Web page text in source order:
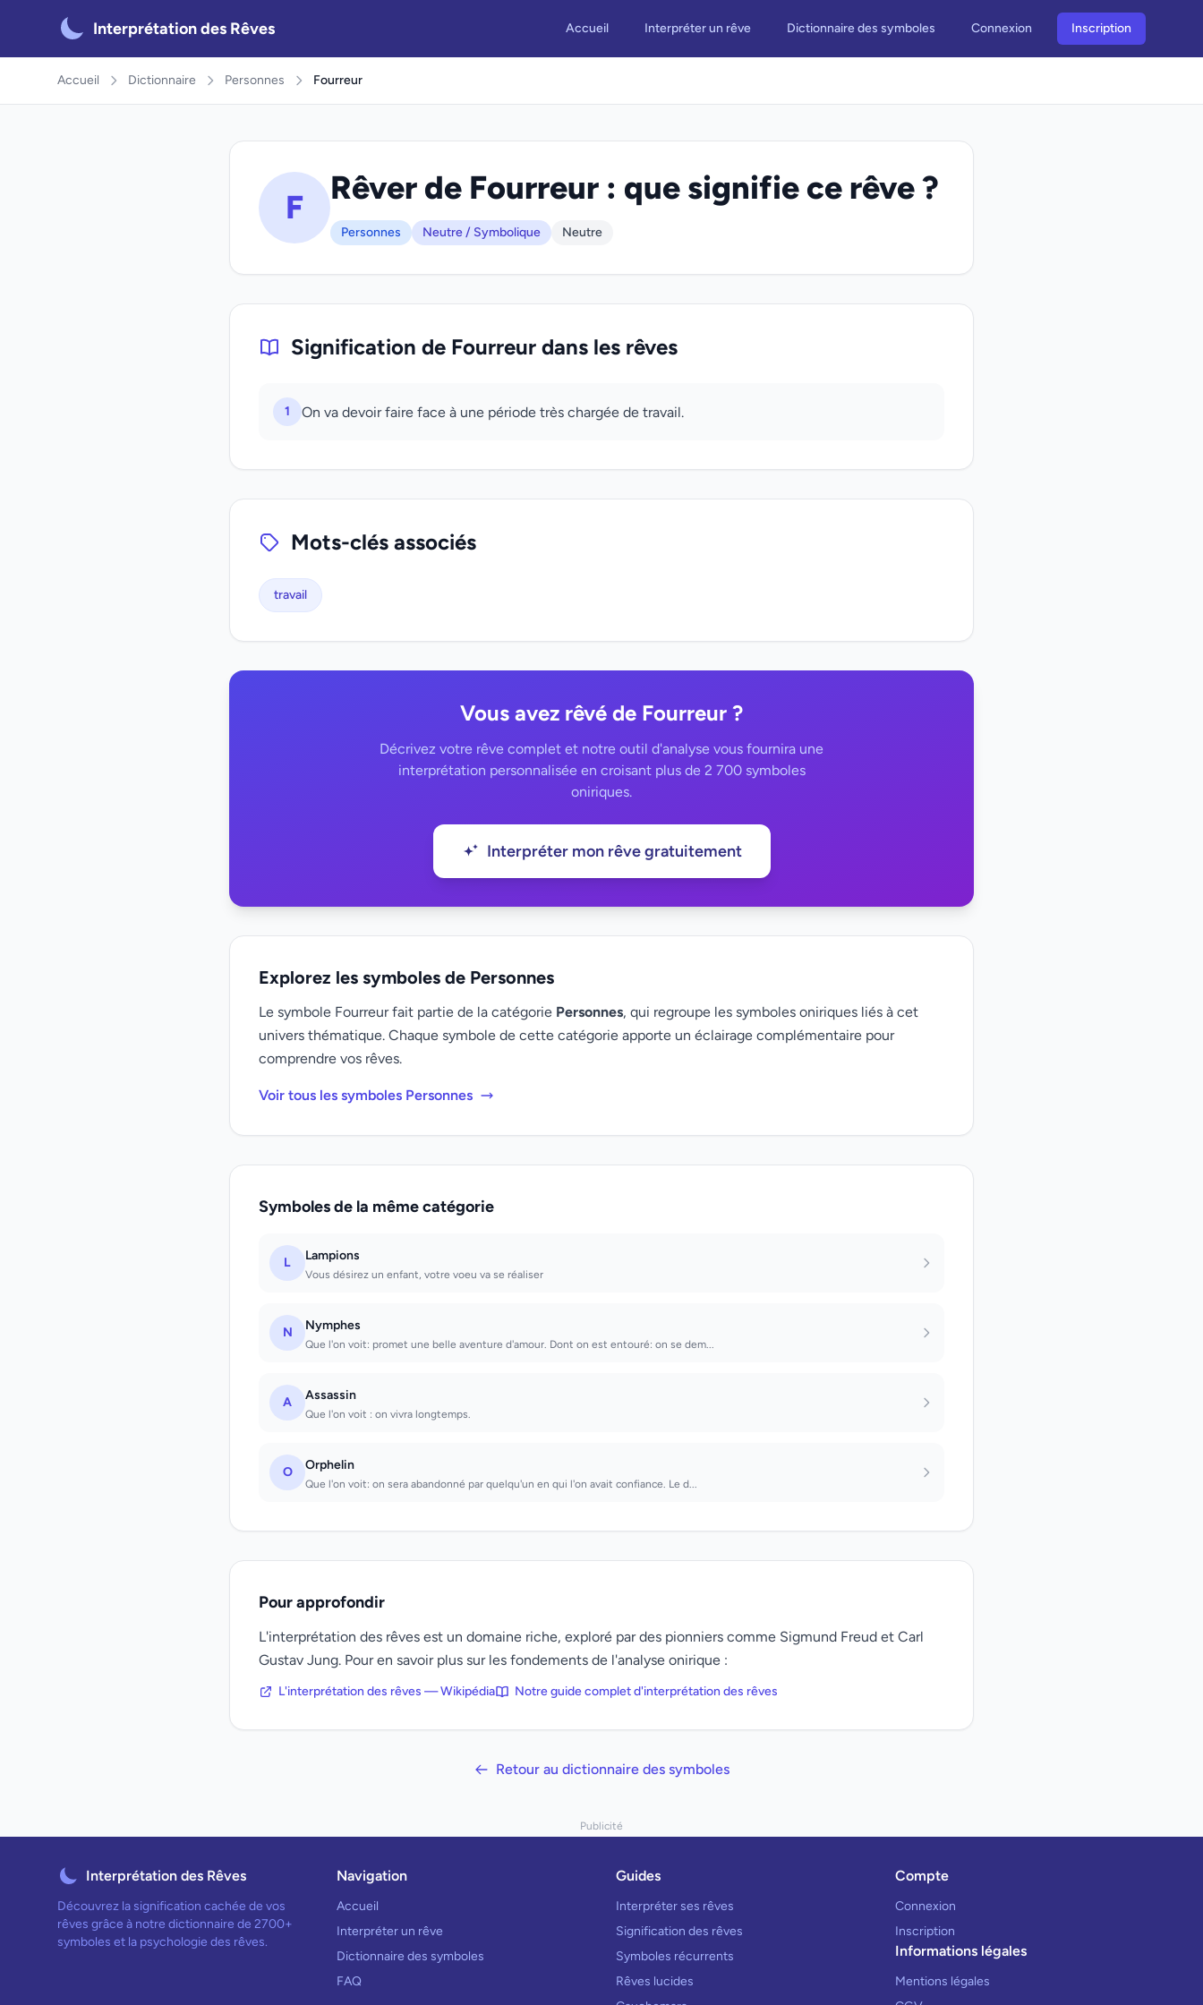
Interprétation des Rêves Accueil Interpréter un rêve Dictionnaire des symboles Connexion Inscription
Accueil Dictionnaire Personnes Fourreur
F
Rêver de Fourreur : que signifie ce rêve ?
Personnes Neutre / Symbolique Neutre
Signification de Fourreur dans les rêves
1 On va devoir faire face à une période très chargée de travail.
Mots-clés associés
travail
Vous avez rêvé de Fourreur ?
Décrivez votre rêve complet et notre outil d'analyse vous fournira une
interprétation personnalisée en croisant plus de 2 700 symboles
oniriques.
Interpréter mon rêve gratuitement
Explorez les symboles de Personnes
Le symbole Fourreur fait partie de la catégorie Personnes, qui regroupe les symboles oniriques liés à cet
univers thématique. Chaque symbole de cette catégorie apporte un éclairage complémentaire pour
comprendre vos rêves.
Voir tous les symboles Personnes
Symboles de la même catégorie
L Lampions
Vous désirez un enfant, votre voeu va se réaliser
N Nymphes
Que l'on voit: promet une belle aventure d'amour. Dont on est entouré: on se dem...
A Assassin
Que l'on voit : on vivra longtemps.
O Orphelin
Que l'on voit: on sera abandonné par quelqu'un en qui l'on avait confiance. Le d...
Pour approfondir
L'interprétation des rêves est un domaine riche, exploré par des pionniers comme Sigmund Freud et Carl
Gustav Jung. Pour en savoir plus sur les fondements de l'analyse onirique :
L'interprétation des rêves — Wikipédia Notre guide complet d'interprétation des rêves
Retour au dictionnaire des symboles
Publicité
Interprétation des Rêves
Découvrez la signification cachée de vos
rêves grâce à notre dictionnaire de 2700+
symboles et la psychologie des rêves.
Navigation
Accueil
Interpréter un rêve
Dictionnaire des symboles
FAQ
Guides
Interpréter ses rêves
Signification des rêves
Symboles récurrents
Rêves lucides
Compte
Connexion
Inscription
Informations légales
Mentions légales